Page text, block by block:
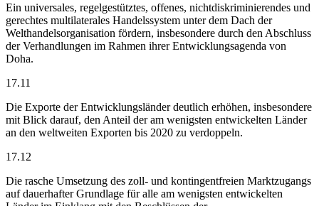
Ein universales, regelgestütztes, offenes, nichtdiskriminierendes und
gerechtes multilaterales Handelssystem unter dem Dach der
Welthandelsorganisation fördern, insbesondere durch den Abschluss
der Verhandlungen im Rahmen ihrer Entwicklungsagenda von
Doha.
17.11
Die Exporte der Entwicklungsländer deutlich erhöhen, insbesondere
mit Blick darauf, den Anteil der am wenigsten entwickelten Länder
an den weltweiten Exporten bis 2020 zu verdoppeln.
17.12
Die rasche Umsetzung des zoll- und kontingentfreien Marktzugangs
auf dauerhafter Grundlage für alle am wenigsten entwickelten